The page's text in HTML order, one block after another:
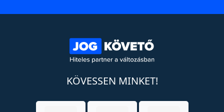
KÖVESSEN MINKET!